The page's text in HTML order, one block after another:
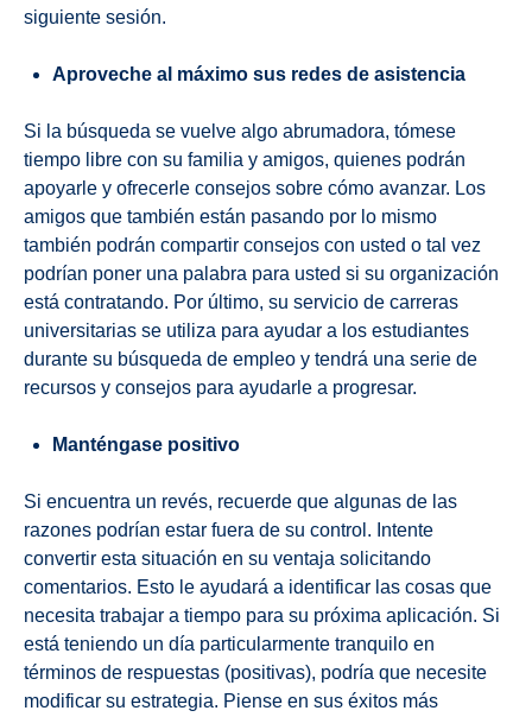
siguiente sesión.
Aproveche al máximo sus redes de asistencia
Si la búsqueda se vuelve algo abrumadora, tómese
tiempo libre con su familia y amigos, quienes podrán
apoyarle y ofrecerle consejos sobre cómo avanzar. Los
amigos que también están pasando por lo mismo
también podrán compartir consejos con usted o tal vez
podrían poner una palabra para usted si su organización
está contratando. Por último, su servicio de carreras
universitarias se utiliza para ayudar a los estudiantes
durante su búsqueda de empleo y tendrá una serie de
recursos y consejos para ayudarle a progresar.
Manténgase positivo
Si encuentra un revés, recuerde que algunas de las
razones podrían estar fuera de su control. Intente
convertir esta situación en su ventaja solicitando
comentarios. Esto le ayudará a identificar las cosas que
necesita trabajar a tiempo para su próxima aplicación. Si
está teniendo un día particularmente tranquilo en
términos de respuestas (positivas), podría que necesite
modificar su estrategia. Piense en sus éxitos más